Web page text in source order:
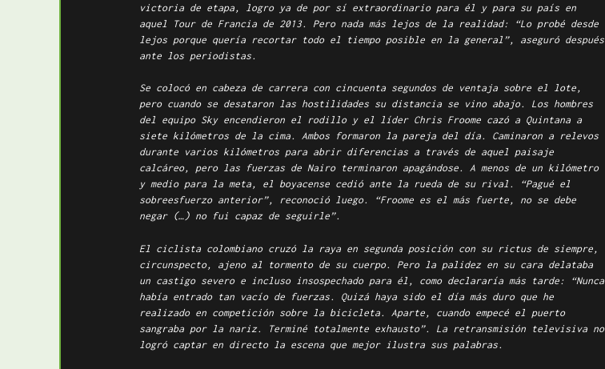
victoria de etapa, logro ya de por sí extraordinario para él y para su país en
aquel Tour de Francia de 2013. Pero nada más lejos de la realidad: “Lo probé desde
lejos porque quería recortar todo el tiempo posible en la general”, aseguró después
ante los periodistas.
Se colocó en cabeza de carrera con cincuenta segundos de ventaja sobre el lote,
pero cuando se desataron las hostilidades su distancia se vino abajo. Los hombres
del equipo Sky encendieron el rodillo y el líder Chris Froome cazó a Quintana a
siete kilómetros de la cima. Ambos formaron la pareja del día. Caminaron a relevos
durante varios kilómetros para abrir diferencias a través de aquel paisaje
calcáreo, pero las fuerzas de Nairo terminaron apagándose. A menos de un kilómetro
y medio para la meta, el boyacense cedió ante la rueda de su rival. “Pagué el
sobreesfuerzo anterior”, reconoció luego. “Froome es el más fuerte, no se debe
negar (…) no fui capaz de seguirle”.
El ciclista colombiano cruzó la raya en segunda posición con su rictus de siempre,
circunspecto, ajeno al tormento de su cuerpo. Pero la palidez en su cara delataba
un castigo severo e incluso insospechado para él, como declararía más tarde: “Nunca
había entrado tan vacío de fuerzas. Quizá haya sido el día más duro que he
realizado en competición sobre la bicicleta. Aparte, cuando empecé el puerto
sangraba por la nariz. Terminé totalmente exhausto”. La retransmisión televisiva no
logró captar en directo la escena que mejor ilustra sus palabras.